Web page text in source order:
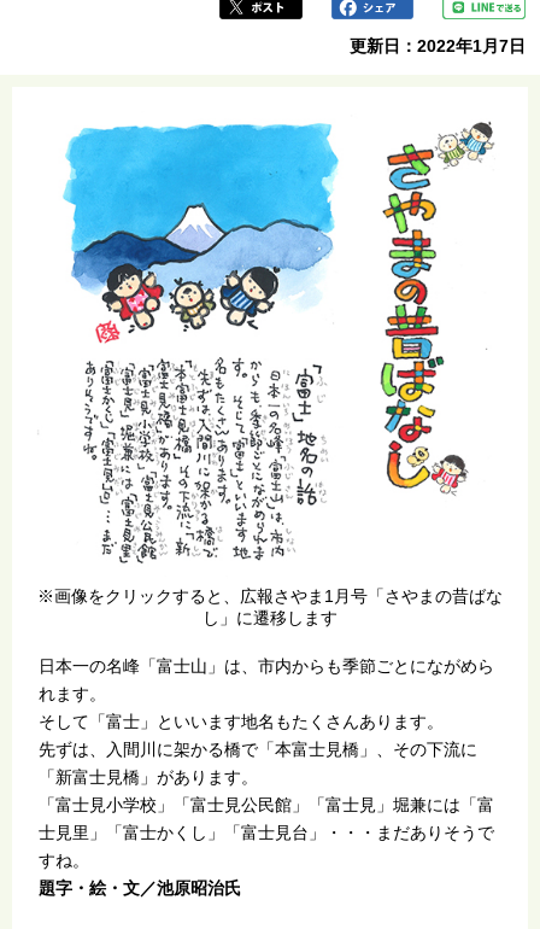
更新日：2022年1月7日
※画像をクリックすると、広報さやま1月号「さやまの昔ばな
し」に遷移します
日本一の名峰「富士山」は、市内からも季節ごとにながめら
れます。
そして「富士」といいます地名もたくさんあります。
先ずは、入間川に架かる橋で「本富士見橋」、その下流に
「新富士見橋」があります。
「富士見小学校」「富士見公民館」「富士見」堀兼には「富
士見里」「富士かくし」「富士見台」・・・まだありそうで
すね。
題字・絵・文／池原昭治氏